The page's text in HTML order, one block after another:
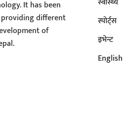
It has been
different
of
स्पोर्ट्स
इभेन्ट
English